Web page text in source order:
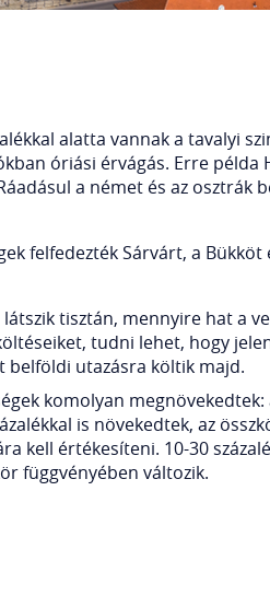
alatta vannak a tavalyi
óriási érvágás. Erre példa
a német és az osztrák
felfedezték Sárvárt, a Bükköt
tisztán, mennyire hat a
tudni lehet, hogy
belföldi utazásra költik majd.
komolyan megnövekedtek:
is növekedtek, az
kell értékesíteni. 10-30
függvényében változik.